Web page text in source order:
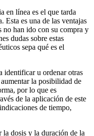
en línea es el que tarda
Esta es una de las ventajas
no han ido con su compra y
dudas sobre estas
sepa qué es el
identificar u ordenar otras
la posibilidad de
por lo que es
de la aplicación de este
de tiempo,
la dosis y la duración de la